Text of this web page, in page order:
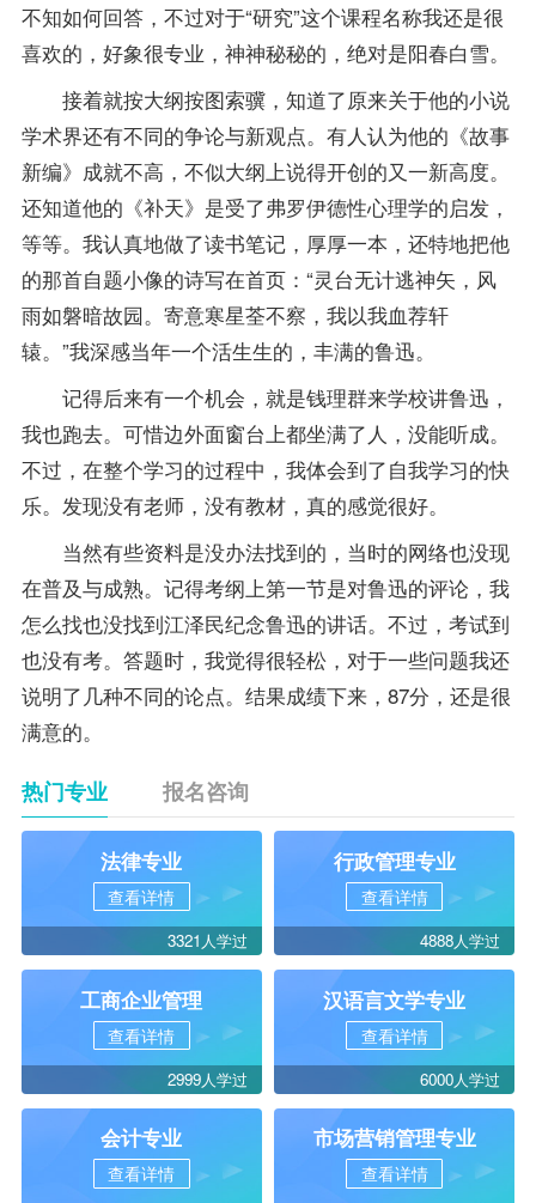
不知如何回答，不过对于“研究”这个课程名称我还是很
喜欢的，好象很专业，神神秘秘的，绝对是阳春白雪。
接着就按大纲按图索骥，知道了原来关于他的小说
学术界还有不同的争论与新观点。有人认为他的《故事
新编》成就不高，不似大纲上说得开创的又一新高度。
还知道他的《补天》是受了弗罗伊德性心理学的启发，
等等。我认真地做了读书笔记，厚厚一本，还特地把他
的那首自题小像的诗写在首页：“灵台无计逃神矢，风
雨如磐暗故园。寄意寒星荃不察，我以我血荐轩
辕。”我深感当年一个活生生的，丰满的鲁迅。
记得后来有一个机会，就是钱理群来学校讲鲁迅，
我也跑去。可惜边外面窗台上都坐满了人，没能听成。
不过，在整个学习的过程中，我体会到了自我学习的快
乐。发现没有老师，没有教材，真的感觉很好。
当然有些资料是没办法找到的，当时的网络也没现
在普及与成熟。记得考纲上第一节是对鲁迅的评论，我
怎么找也没找到江泽民纪念鲁迅的讲话。不过，考试到
也没有考。答题时，我觉得很轻松，对于一些问题我还
说明了几种不同的论点。结果成绩下来，87分，还是很
满意的。
热门专业 报名咨询
法律专业
查看详情
3321人学过
行政管理专业
查看详情
4888人学过
工商企业管理
查看详情
2999人学过
汉语言文学专业
查看详情
6000人学过
会计专业
查看详情
市场营销管理专业
查看详情